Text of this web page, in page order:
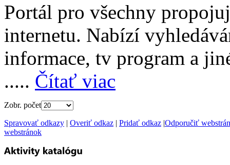
Portál pro všechny
internetu. Nabízí
informace, tv program a
..... Čítať viac
Zobr. počet
Spravovať odkazy | Overiť odkaz | Pridať odkaz |Odporučiť
webstránok